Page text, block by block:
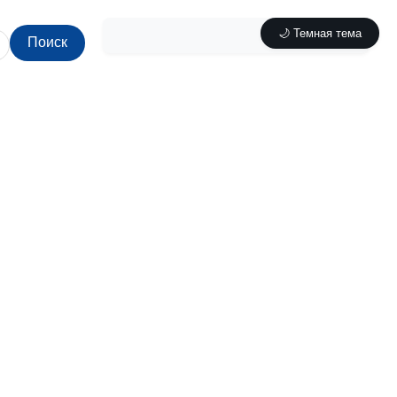
🌙 Темная тема
Поиск